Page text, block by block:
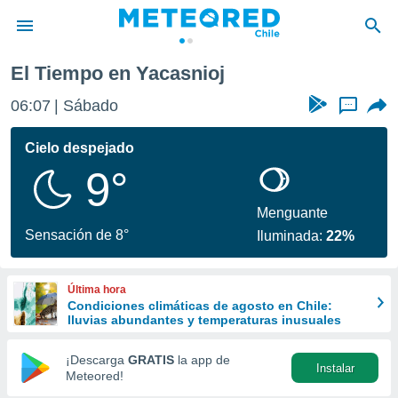
de
por
se
calidad.
a este
las
y
forma
digital
basada
El Tiempo en Yacasnioj
06:07 Sábado ...
Cielo despejado
9°
Sensación de 8°
Menguante
Iluminada:22%
Última hora
Condiciones climáticas de agosto en Chile:
lluvias abundantes y temperaturas inusuales
¡Descarga GRATIS la app de
Meteored!
Instalar